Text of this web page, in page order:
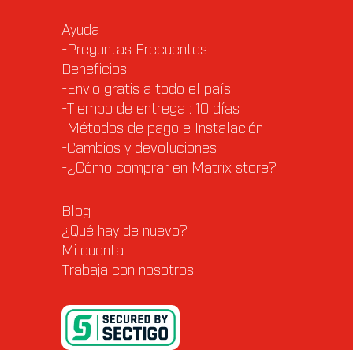
Ayuda
-Preguntas Frecuentes
Beneficios
-Envio gratis a todo el país
-Tiempo de entrega : 10 días
-Métodos de pago e Instalación
-Cambios y devoluciones
-¿Cómo comprar en Matrix store?
Blog
¿Qué hay de nuevo?
Mi cuenta
Trabaja con nosotros